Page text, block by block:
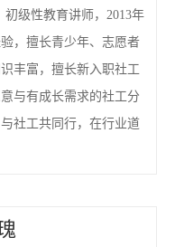
初级性教育讲师，2013年
，擅长青少年、志愿者
丰富，擅长新入职社工
与有成长需求的社工分
社工共同行，在行业道